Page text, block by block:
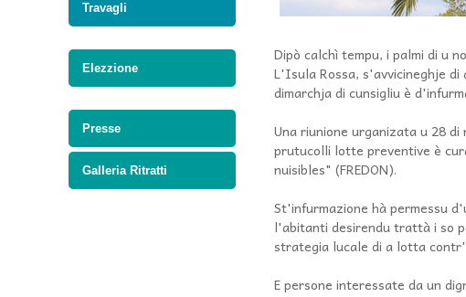
Travagli
Elezzione
Presse
Galleria Ritratti
Dipò calchì tempu, i palmi di u
L'Isula Rossa, s'avvicineghje di
dimarchja di cunsigliu è
Una riunione urganizata u 28
prutucolli lotte preventive è
nuisibles" (FREDON).
St'infurmazione hà permessu
l'abitanti desirendu trattà i so
strategia lucale di a lotta
E persone interessate da un